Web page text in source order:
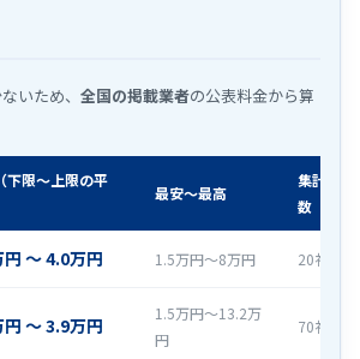
いため、 全国の掲載業者の公表料金から算
下限〜上限の平
最安〜最高
集計社
数
〜 4.0万円 1.5万円〜8万円 20社
〜 3.9万円
1.5万円〜13.2万
円
70社